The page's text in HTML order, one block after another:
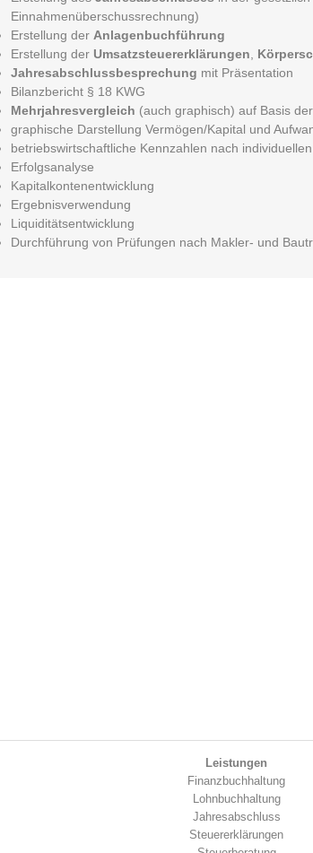
Einnahmenüberschussrechnung)
Erstellung der Anlagenbuchführung
Erstellung der Umsatzsteuererklärungen
Jahresabschlussbesprechung mit Präsentation
Bilanzbericht § 18 KWG
Mehrjahresvergleich (auch graphisch) auf Basis
graphische Darstellung Vermögen/Kapital und
betriebswirtschaftliche Kennzahlen nach
Erfolgsanalyse
Kapitalkontenentwicklung
Ergebnisverwendung
Liquiditätsentwicklung
Durchführung von Prüfungen nach Makler- und
Leistungen
Finanzbuchhaltung
Lohnbuchhaltung
Jahresabschluss
Steuererklärungen